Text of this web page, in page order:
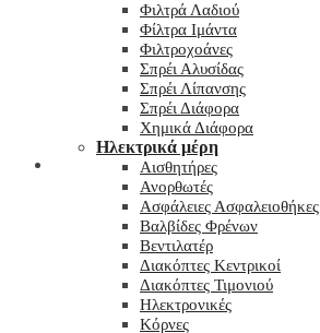
Φιλτρά Λαδιού
Φίλτρα Ιμάντα
Φιλτροχοάνες
Σπρέι Αλυσίδας
Σπρέι Λίπανσης
Σπρέι Διάφορα
Χημικά Διάφορα
Hλεκτρικά μέρη
Αισθητήρες
Ανορθωτές
Ασφάλειες Ασφαλειοθήκες
Βαλβίδες Φρένων
Βεντιλατέρ
Διακόπτες Κεντρικοί
Διακόπτες Τιμονιού
Ηλεκτρονικές
Κόρνες